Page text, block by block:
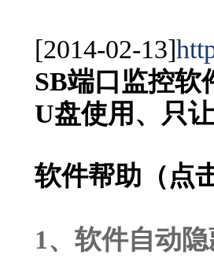
[2014-02-13]
SB端口监控软
U盘使用、只
软件帮助（点
1、软件自动